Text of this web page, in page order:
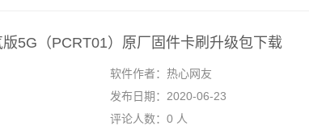
5G（PCRT01）原厂固件卡刷升级包下载
软件作者：热心网友
发布日期：2020-06-23
评论人数：0 人